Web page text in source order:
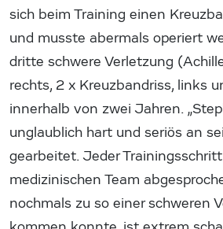
sich beim Training einen
und musste abermals operiert
dritte schwere Verletzung
rechts, 2 x Kreuzbandriss, links
innerhalb von zwei Jahren.
unglaublich hart und seriös an
gearbeitet. Jeder
medizinischen Team
nochmals zu so einer schweren